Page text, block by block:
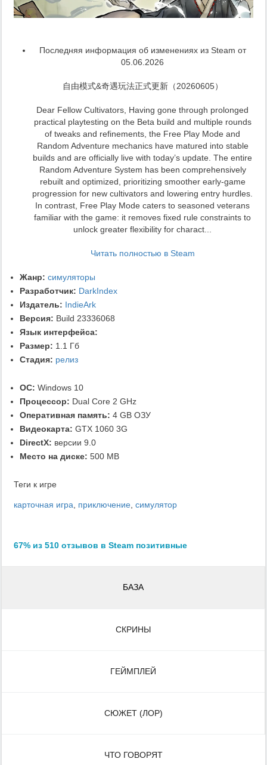
Последняя информация об изменениях из Steam от
05.06.2026
自由模式&奇遇玩法正式更新（20260605）
Dear Fellow Cultivators, Having gone through prolonged
practical playtesting on the Beta build and multiple rounds
of tweaks and refinements, the Free Play Mode and
Random Adventure mechanics have matured into stable
builds and are officially live with today’s update. The entire
Random Adventure System has been comprehensively
rebuilt and optimized, prioritizing smoother early-game
progression for new cultivators and lowering entry hurdles.
In contrast, Free Play Mode caters to seasoned veterans
familiar with the game: it removes fixed rule constraints to
unlock greater flexibility for charact...
Читать полностью в Steam
Жанр: симуляторы
Разработчик: DarkIndex
Издатель: IndieArk
Версия: Build 23336068
Язык интерфейса:
Размер: 1.1 Гб
Стадия: релиз
ОС: Windows 10
Процессор: Dual Core 2 GHz
Оперативная память: 4 GB ОЗУ
Видеокарта: GTX 1060 3G
DirectX: версии 9.0
Место на диске: 500 MB
Теги к игре
карточная игра приключение симулятор
67% из 510 отзывов в Steam позитивные
БАЗА
СКРИНЫ
ГЕЙМПЛЕЙ
СЮЖЕТ (ЛОР)
ЧТО ГОВОРЯТ